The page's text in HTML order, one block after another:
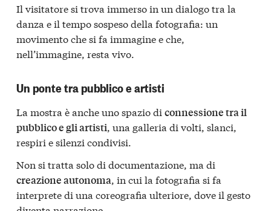
Il visitatore si trova immerso in un dialogo tra la
danza e il tempo sospeso della fotografia: un
movimento che si fa immagine e che,
nell’immagine, resta vivo.
Un ponte tra pubblico e artisti
La mostra è anche uno spazio di connessione tra il
pubblico e gli artisti, una galleria di volti, slanci,
respiri e silenzi condivisi.
Non si tratta solo di documentazione, ma di
creazione autonoma, in cui la fotografia si fa
interprete di una coreografia ulteriore, dove il gesto